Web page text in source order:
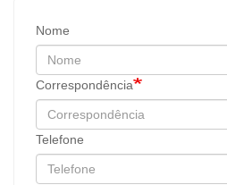
Nome
Correspondência
Telefone